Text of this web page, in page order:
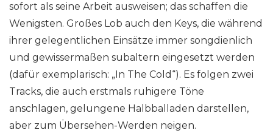
sofort als seine Arbeit ausweisen; das schaffen die
Wenigsten. Großes Lob auch den Keys, die während
ihrer gelegentlichen Einsätze immer songdienlich
und gewissermaßen subaltern eingesetzt werden
(dafür exemplarisch: „In The Cold“). Es folgen zwei
Tracks, die auch erstmals ruhigere Töne
anschlagen, gelungene Halbballaden darstellen,
aber zum Übersehen-Werden neigen.